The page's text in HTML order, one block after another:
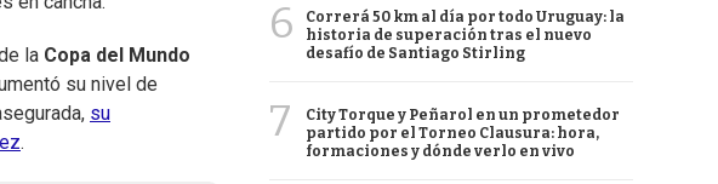
la Copa del Mundo
su nivel de
su
.
6
Correrá 50 km al día por todo Uruguay: la
historia de superación tras el nuevo
desafío de Santiago Stirling
7
City Torque y Peñarol en un prometedor
partido por el Torneo Clausura: hora,
formaciones y dónde verlo en vivo